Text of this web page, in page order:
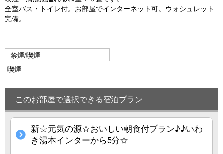
全室バス・トイレ付。お部屋でインターネット可。ウォシュレット
完備。
禁煙/喫煙
喫煙
このお部屋で選択できる宿泊プラン
新☆元気の源☆おいしい朝食付プラン♪♪いわ
き湯本インターから5分☆